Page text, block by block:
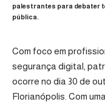
palestrantes para debater
pública.
Com foco em
segurança digital,
ocorre no dia 30 de
Florianópolis. Com